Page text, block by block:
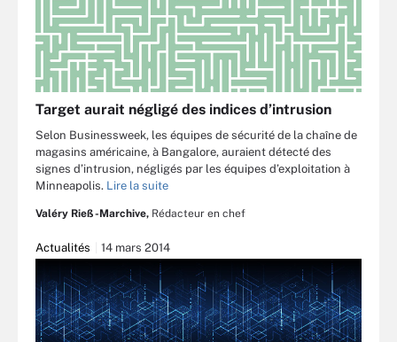
Target aurait négligé des indices d’intrusion
Selon Businessweek, les équipes de sécurité de la chaîne de
magasins américaine, à Bangalore, auraient détecté des
signes d’intrusion, négligés par les équipes d’exploitation à
Minneapolis. Lire la suite
Valéry Rieß-Marchive, Rédacteur en chef
Actualités 14 mars 2014